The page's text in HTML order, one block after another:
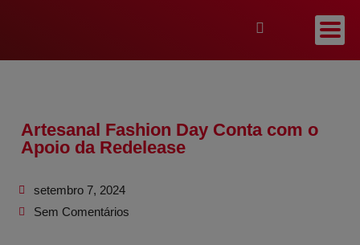
Artesanal Fashion Day Conta com o
Apoio da Redelease
setembro 7, 2024
Sem Comentários